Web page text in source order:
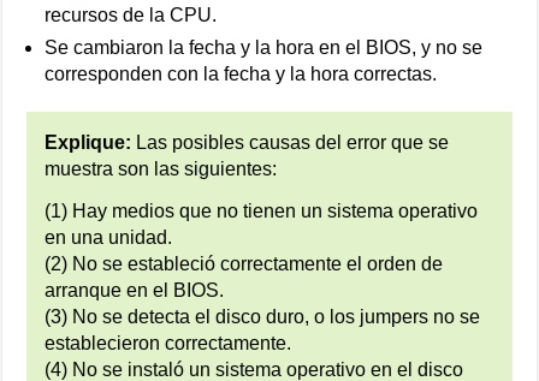
recursos de la CPU.
Se cambiaron la fecha y la hora en el BIOS, y no se
corresponden con la fecha y la hora correctas.
Explique: Las posibles causas del error que se
muestra son las siguientes:
(1) Hay medios que no tienen un sistema operativo
en una unidad.
(2) No se estableció correctamente el orden de
arranque en el BIOS.
(3) No se detecta el disco duro, o los jumpers no se
establecieron correctamente.
(4) No se instaló un sistema operativo en el disco